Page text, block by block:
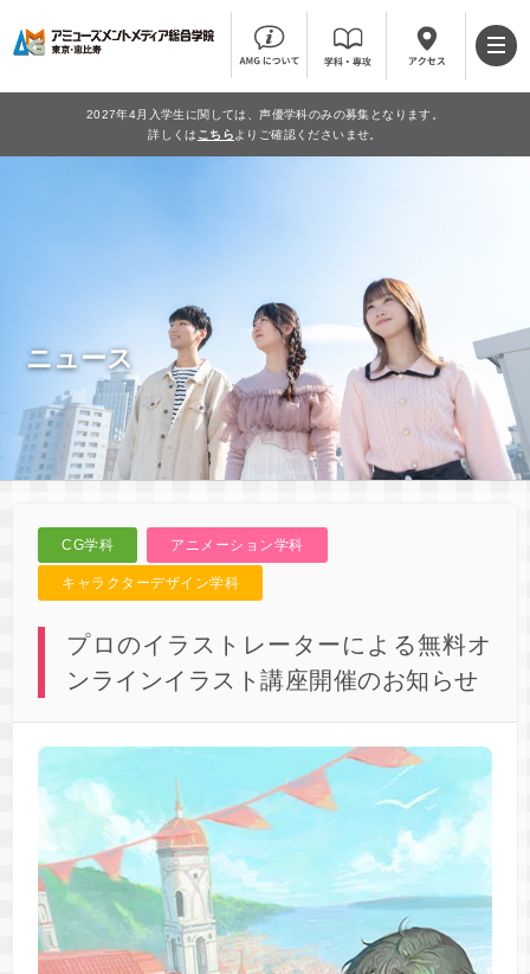
2027年4月入学生に関しては、声優学科のみの募集となります。
詳しくは こちら よりご確認くださいませ。
ニュース
CG学科 アニメーション学科
キャラクターデザイン学科
プロのイラストレーターによる無料オ
ンラインイラスト講座開催のお知らせ